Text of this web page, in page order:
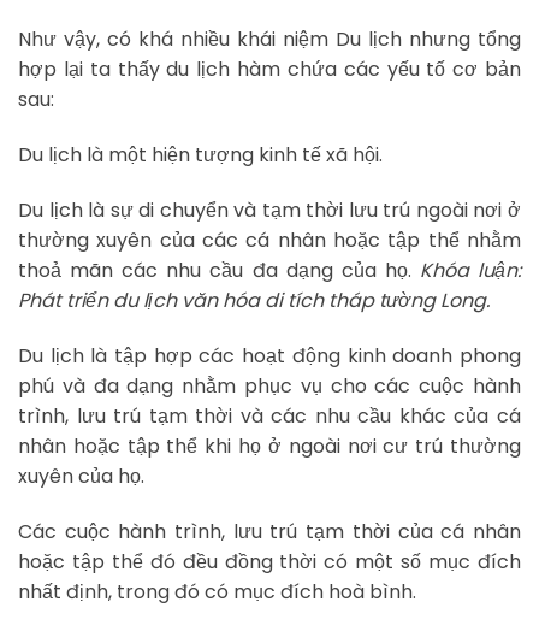
Như vậy, có khá nhiều khái niệm Du lịch nhưng tổng
hợp lại ta thấy du lịch hàm chứa các yếu tố cơ bản
sau:
Du lịch là một hiện tượng kinh tế xã hội.
Du lịch là sự di chuyển và tạm thời lưu trú ngoài nơi ở
thường xuyên của các cá nhân hoặc tập thể nhằm
thoả mãn các nhu cầu đa dạng của họ. Khóa luận:
Phát triển du lịch văn hóa di tích tháp tường Long.
Du lịch là tập hợp các hoạt động kinh doanh phong
phú và đa dạng nhằm phục vụ cho các cuộc hành
trình, lưu trú tạm thời và các nhu cầu khác của cá
nhân hoặc tập thể khi họ ở ngoài nơi cư trú thường
xuyên của họ.
Các cuộc hành trình, lưu trú tạm thời của cá nhân
hoặc tập thể đó đều đồng thời có một số mục đích
nhất định, trong đó có mục đích hoà bình.